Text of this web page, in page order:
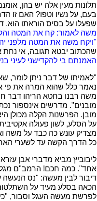
תלונות מעין אלה יש בהן,
בעם, על נשיו וטפו? האם זו
שפעלו על בסיס הוראתו הוא,
משה לאמור: קח את המטה
"ויקח משה את המטה מלפני
שהכתוב יבטא תגובה, אי נחת
האמנתם בי להקדישני לעיני
"לאמיתו של דבר ניתן לומר,
משה רבנו בחטא הריהו דבר
מובנים". מדרשים אינספור
מובן. הפרשנות הקלה מכולן
על הסלע, לשון פעולה
מצדיק עונש כה כבד על משה
כל הדרך הקשה עד לשערי
ליבוביץ מביא מדברי אבן
אחד". כמה חכם! הרמב"ם
דיבור לבין מעשה: "נס הנעשה
הכאה בסלע מעיד על
לפרשת מעשה העגל וסבור,